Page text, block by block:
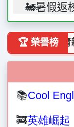
返校日：7月
🏆 榮譽榜
屆小文青新詩
📚Cool
🚒英雄崛起